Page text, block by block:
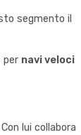
segmento il
per navi veloci
lui collabora